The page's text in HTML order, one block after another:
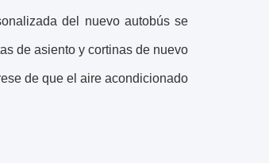
del nuevo autobús se
de asiento y cortinas de nuevo
de que el aire acondicionado